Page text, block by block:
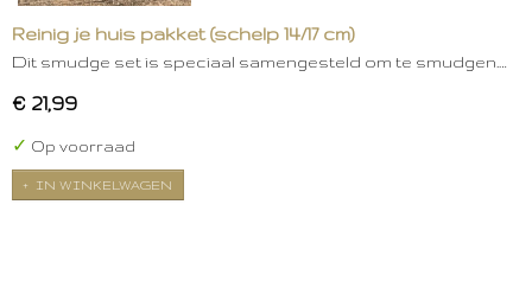
Reinig je huis pakket (schelp 14/17 cm)
Dit smudge set is speciaal samengesteld om te smudgen.…
€ 21,99
✓ Op voorraad
IN WINKELWAGEN